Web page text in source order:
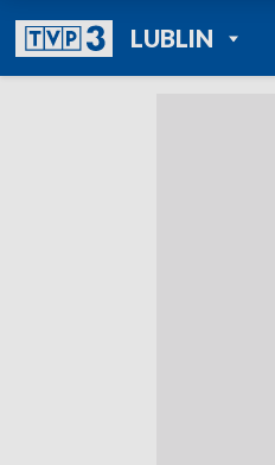
LUBLINPOWRÓT DO
TVP REGIONY